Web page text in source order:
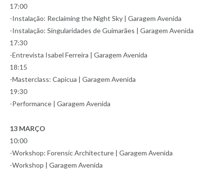
17:00
-Instalação: Reclaiming the Night Sky | Garagem Avenida
-Instalação: Singularidades de Guimarães | Garagem Avenida
17:30
-Entrevista Isabel Ferreira | Garagem Avenida
18:15
-Masterclass: Capicua | Garagem Avenida
19:30
-Performance | Garagem Avenida
13 MARÇO
10:00
-Workshop: Forensic Architecture | Garagem Avenida
-Workshop | Garagem Avenida